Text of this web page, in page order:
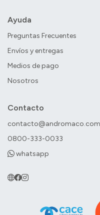
Ayuda
Preguntas Frecuentes
Envíos y entregas
Medios de pago
Nosotros
Contacto
0800-333-0033
whatsapp